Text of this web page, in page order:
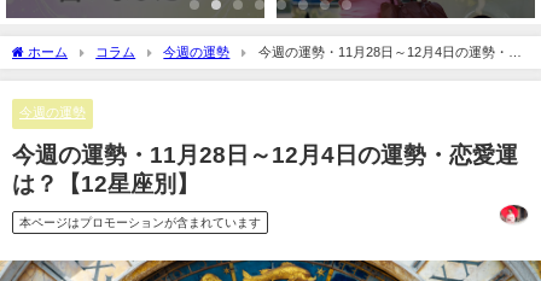
ます！
ホーム コラム 今週の運勢
今週の運勢・11月28日～12月4日の運勢・恋
愛運は？【12星座別】
今週の運勢
今週の運勢・11月28日～12月4日の運勢・恋愛運
は？【12星座別】
本ページはプロモーションが含まれています